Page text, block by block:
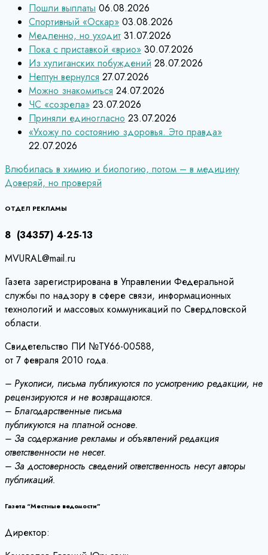
Пошли выплаты 06.08.2026
Спортивный «Оскар» 03.08.2026
Медленно, но уходит 31.07.2026
Пока с приставкой «врио» 30.07.2026
Из хулиганских побуждений 28.07.2026
Нептун вернулся 27.07.2026
Можно знакомиться 24.07.2026
ЧС «созрела» 23.07.2026
Приняли единогласно 23.07.2026
«Ухожу по состоянию здоровья. Это правда»
22.07.2026
Навигация
по
записям
Влюбилась в химию и биологию, потом – в медицину
Доверяй, но проверяй
ОТДЕЛ РЕКЛАМЫ
8 (34357) 4-25-13
MVURAL@mail.ru
Газета зарегистрирована в Управлении Федеральной
службы по надзору в сфере связи, информационных
технологий и массовых коммуникаций по Свердловской
области.
Свидетельство ПИ №ТУ66-00588,
от 7 февраля 2010 года.
– Рукописи, письма публикуются по усмотрению редакции, не
рецензируются и не возвращаются.
– Благодарственные письма
публикуются на платной основе.
– За содержание рекламы и объявлений редакция
ответственности не несет.
– За достоверность сведений ответственность несут авторы
публикаций.
Газета “Местные ведомости”
Директор: